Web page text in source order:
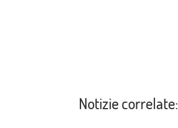
Notizie correlate: